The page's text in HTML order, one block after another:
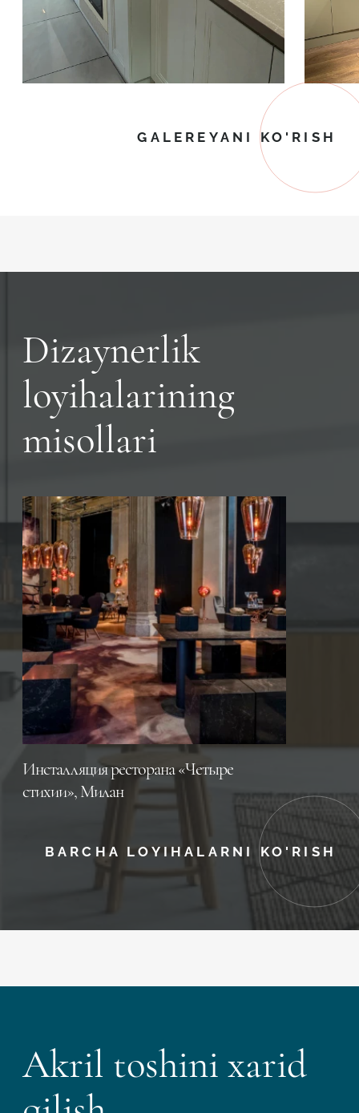
GALEREYANI KO'RISH
Dizaynerlik
loyihalarining
misollari
Инсталляция ресторана «Четыре
стихии», Милан
BARCHA LOYIHALARNI KO'RISH
Akril toshini xarid